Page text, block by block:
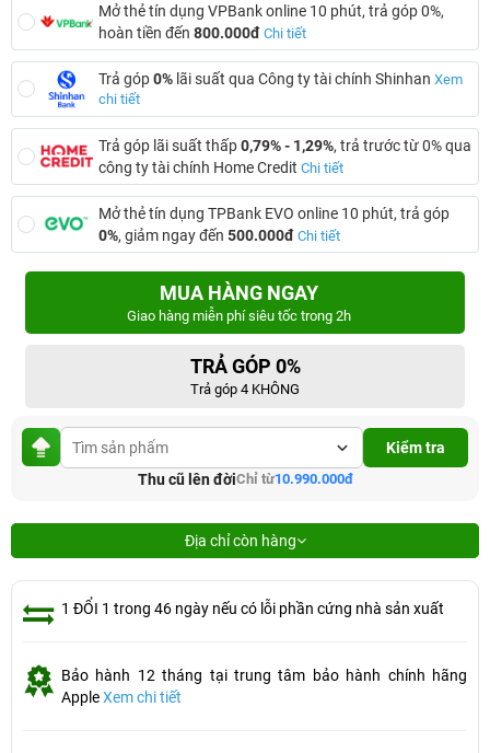
Mở thẻ tín dụng VPBank online 10 phút, trả góp 0%,
hoàn tiền đến 800.000đ Chi tiết
Trả góp0% lãi suất qua Công ty tài chính Shinhan Xem
chi tiết
Trả góp lãi suất thấp0,79% - 1,29%, trả trước từ 0% qua
công ty tài chính Home Credit Chi tiết
Mở thẻ tín dụng TPBank EVO online 10 phút, trả góp
0%, giảm ngay đến 500.000đ Chi tiết
MUA HÀNG NGAY
Giao hàng miễn phí siêu tốc trong 2h
TRẢ GÓP 0%
Trả góp 4 KHÔNG
Kiểm tra
Thu cũ lên đờiChỉ từ10.990.000đ
Địa chỉ còn hàng
1 ĐỔI 1 trong 46 ngày nếu có lỗi phần cứng nhà sản xuất
Bảo hành 12 tháng tại trung tâm bảo hành chính hãng
AppleXem chi tiết